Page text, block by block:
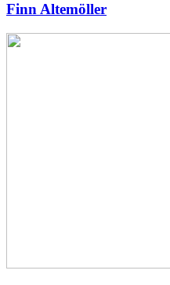
Finn Altemöller